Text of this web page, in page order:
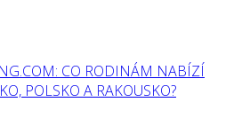
CO RODINÁM NABÍZÍ
POLSKO A RAKOUSKO?